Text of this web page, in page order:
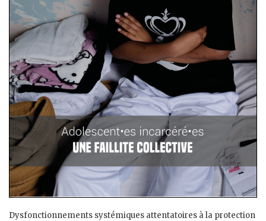
Dysfonctionnements systémiques attentatoires à la protection